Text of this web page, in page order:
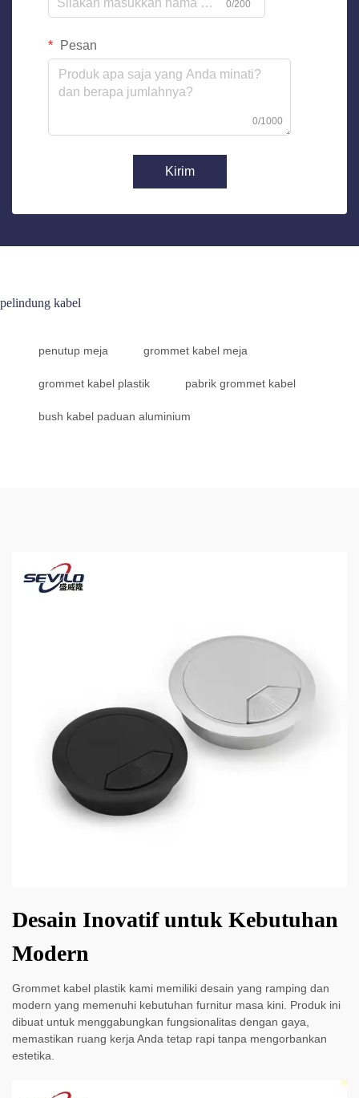
0/200
Pesan
0/1000
Kirim
pelindung kabel
penutup meja grommet kabel meja
grommet kabel plastik pabrik grommet kabel
bush kabel paduan aluminium
Desain Inovatif untuk Kebutuhan
Modern
Grommet kabel plastik kami memiliki desain yang ramping dan
modern yang memenuhi kebutuhan furnitur masa kini. Produk ini
dibuat untuk menggabungkan fungsionalitas dengan gaya,
memastikan ruang kerja Anda tetap rapi tanpa mengorbankan
estetika.